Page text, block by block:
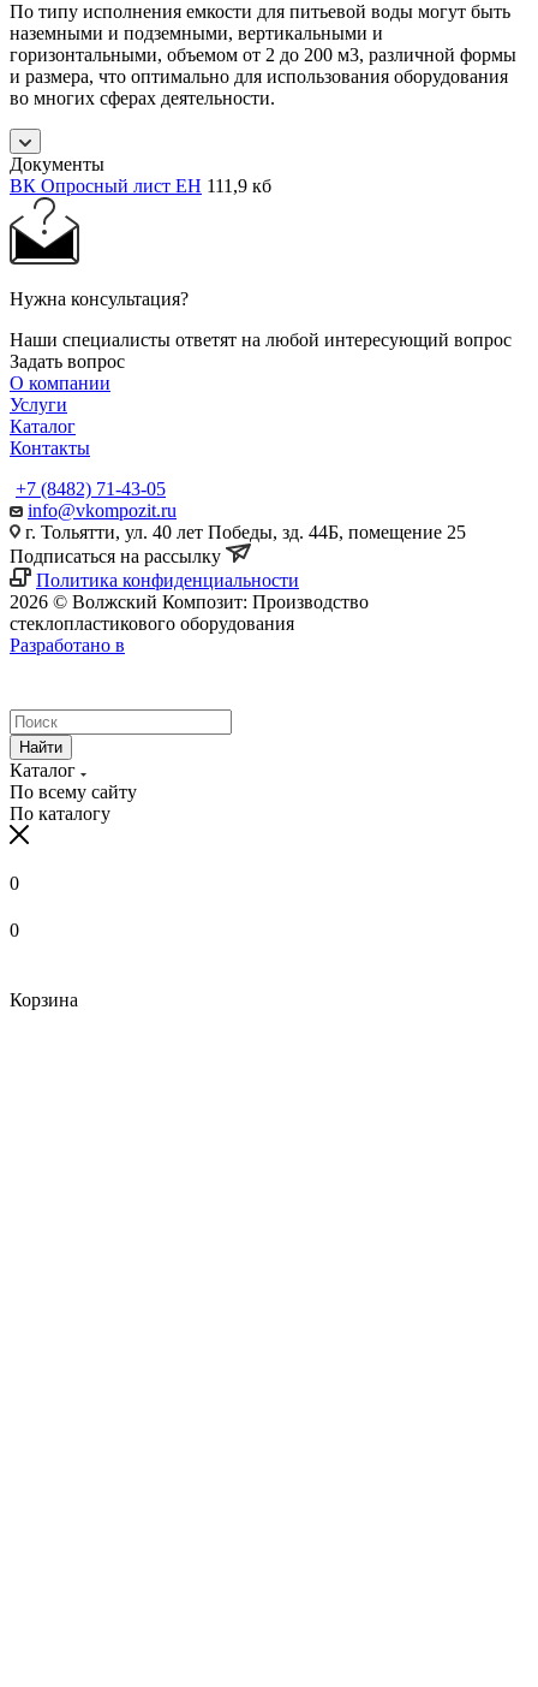
По типу исполнения емкости для питьевой воды могут быть
наземными и подземными, вертикальными и
горизонтальными, объемом от 2 до 200 м3, различной формы
и размера, что оптимально для использования оборудования
во многих сферах деятельности.
Документы
ВК Опросный лист ЕН 111,9 кб
Нужна консультация?
Наши специалисты ответят на любой интересующий вопрос
Задать вопрос
О компании
Услуги
Каталог
Контакты
+7 (8482) 71-43-05
info@vkompozit.ru
г. Тольятти, ул. 40 лет Победы, зд. 44Б, помещение 25
Подписаться на рассылку
Политика конфиденциальности
2026 © Волжский Композит: Производство
стеклопластикового оборудования
Разработано в
Найти
Каталог
По всему сайту
По каталогу
0
0
Корзина